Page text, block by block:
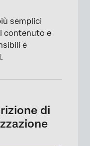
semplici
contenuto e
e
di